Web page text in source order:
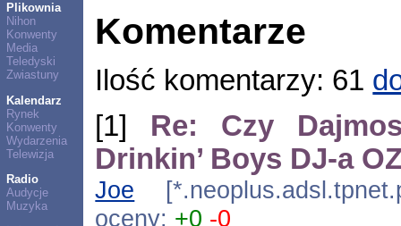
Plikownia
Nihon
Konwenty
Media
Teledyski
Zwiastuny
Kalendarz
Rynek
Konwenty
Wydarzenia
Telewizja
Radio
Audycje
Muzyka
Komentarze
Ilość komentarzy: 61
[1] Re: Czy
Drinkin’ Boys DJ-a
Joe
oceny: +0 -0